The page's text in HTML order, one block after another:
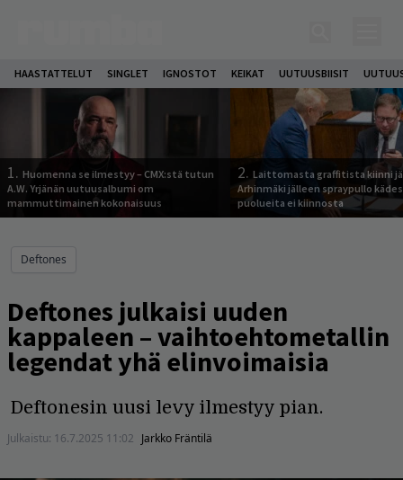
HAASTATTELUT SINGLET IGNOSTOT KEIKAT UUTUUSBIISIT
1. Huomenna se ilmestyy – CMX:stä tutun
A.W. Yrjänän uutuusalbumi om
mammuttimainen kokonaisuus
2. Laittomasta graffitista kiinni
Arhinmäki jälleen spraypullo
puolueita ei kiinnosta
Deftones
Deftones julkaisi uuden
kappaleen – vaihtoehtometallin
legendat yhä elinvoimaisia
Deftonesin uusi levy ilmestyy pian.
Julkaistu: 16.7.2025 11:02 Jarkko Fräntilä